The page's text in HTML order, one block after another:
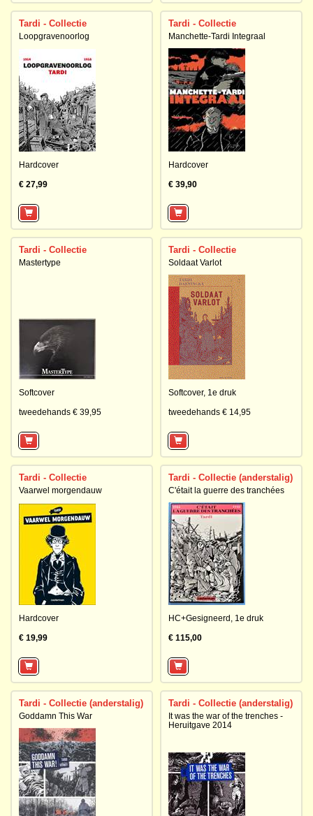
Tardi - Collectie
Loopgravenoorlog
Hardcover
€ 27,99
Tardi - Collectie
Manchette-Tardi Integraal
Hardcover
€ 39,90
Tardi - Collectie
Mastertype
Softcover
tweedehands € 39,95
Tardi - Collectie
Soldaat Varlot
Softcover, 1e druk
tweedehands € 14,95
Tardi - Collectie
Vaarwel morgendauw
Hardcover
€ 19,99
Tardi - Collectie (anderstalig)
C'était la guerre des tranchées
HC+Gesigneerd, 1e druk
€ 115,00
Tardi - Collectie (anderstalig)
Goddamn This War
Tardi - Collectie (anderstalig)
It was the war of the trenches -
Heruitgave 2014